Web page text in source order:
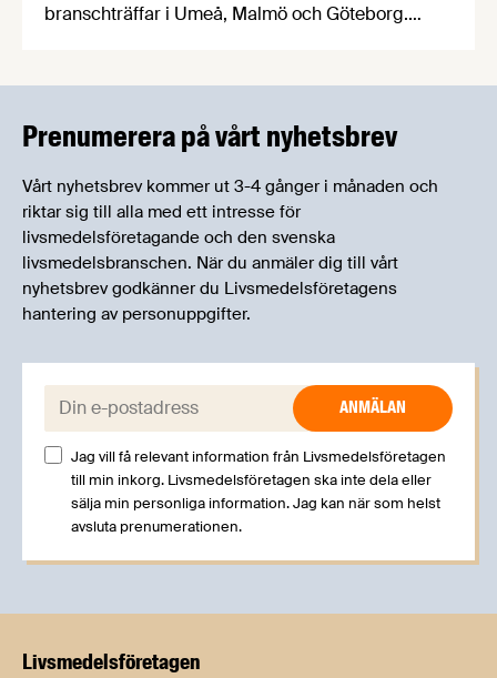
branschträffar i Umeå, Malmö och Göteborg.
Prenumerera på vårt nyhetsbrev
Vårt nyhetsbrev kommer ut 3-4 gånger i månaden och
riktar sig till alla med ett intresse för
livsmedelsföretagande och den svenska
livsmedelsbranschen. När du anmäler dig till vårt
nyhetsbrev godkänner du Livsmedelsföretagens
hantering av personuppgifter.
E-post:
Jag vill få relevant information från Livsmedelsföretagen
till min inkorg. Livsmedelsföretagen ska inte dela eller
sälja min personliga information. Jag kan när som helst
avsluta prenumerationen.
Livsmedels­företagen